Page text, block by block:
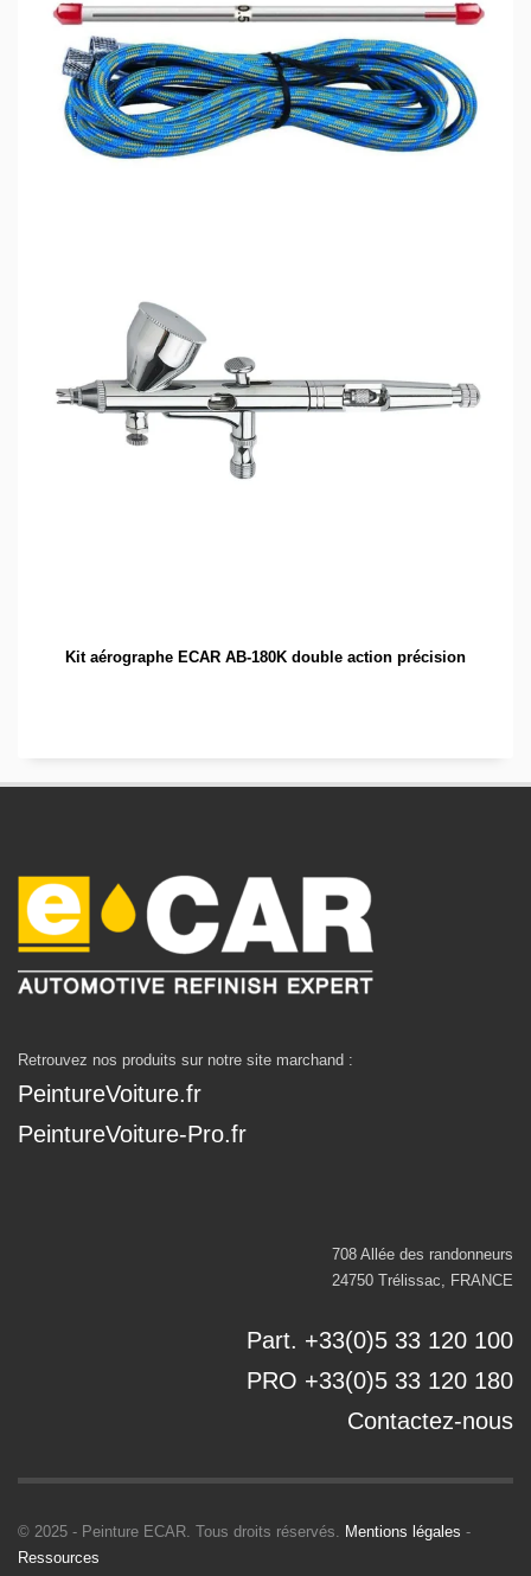
Kit aérographe ECAR AB-180K double action précision
Retrouvez nos produits sur notre site marchand :
PeintureVoiture.fr
PeintureVoiture-Pro.fr
708 Allée des randonneurs
24750 Trélissac, FRANCE
Part. +33(0)5 33 120 100
PRO +33(0)5 33 120 180
Contactez-nous
© 2025 - Peinture ECAR. Tous droits réservés. Mentions légales -
Ressources